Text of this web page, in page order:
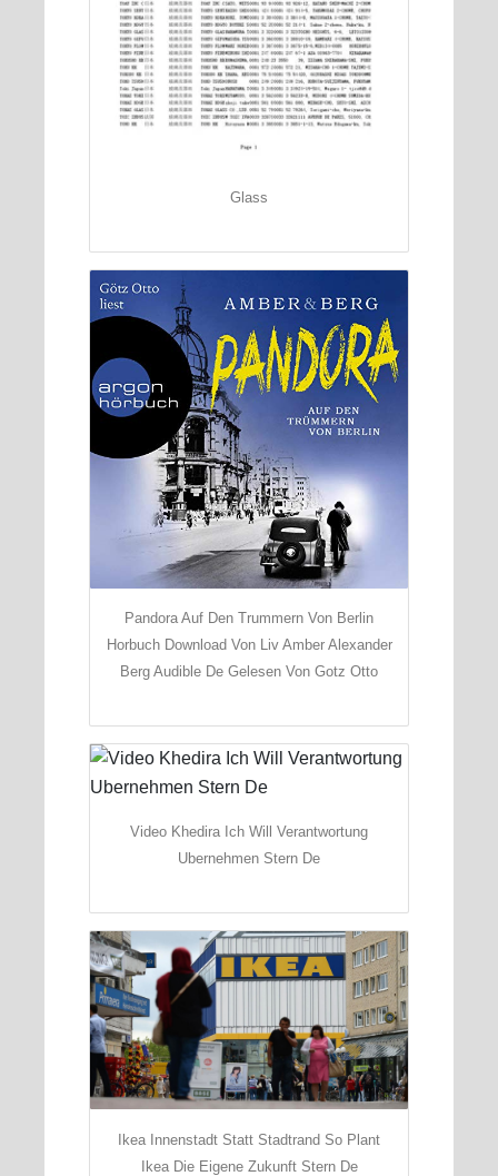
Glass
Pandora Auf Den Trummern Von Berlin
Horbuch Download Von Liv Amber Alexander
Berg Audible De Gelesen Von Gotz Otto
Video Khedira Ich Will Verantwortung
Ubernehmen Stern De
Ikea Innenstadt Statt Stadtrand So Plant
Ikea Die Eigene Zukunft Stern De